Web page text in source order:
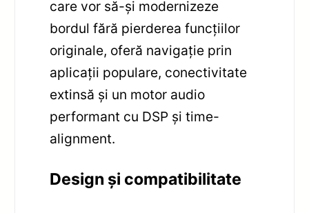
care vor să-și modernizeze
bordul fără pierderea funcțiilor
originale, oferă navigație prin
aplicații populare, conectivitate
extinsă și un motor audio
performant cu DSP și time-
alignment.
Design și compatibilitate